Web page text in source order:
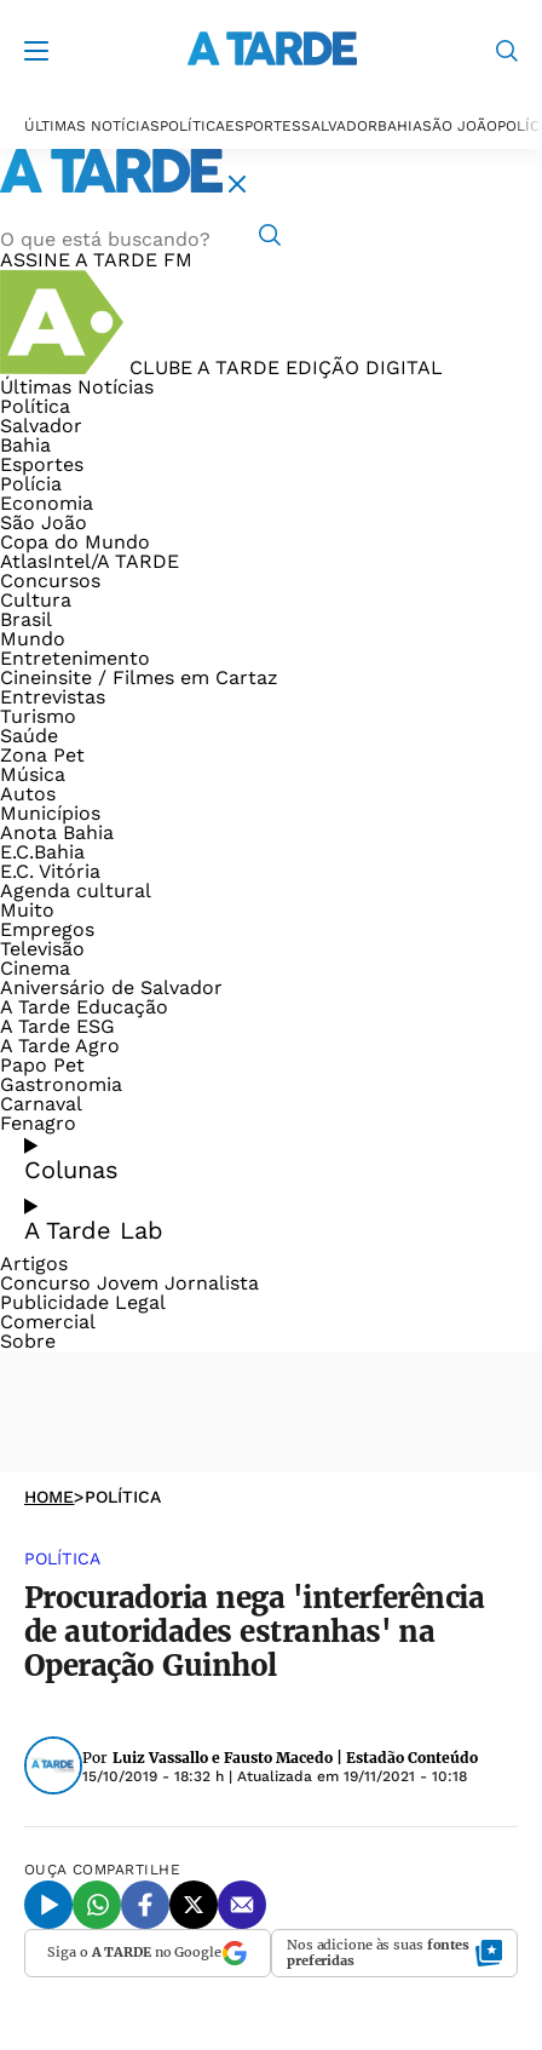
ÚLTIMAS NOTÍCIASPOLÍTICAESPORTESSALVADORBAHIASÃO JOÃO
ASSINE A TARDE FM
CLUBE A TARDE EDIÇÃO DIGITAL
Últimas Notícias
Política
Salvador
Bahia
Esportes
Polícia
Economia
São João
Copa do Mundo
AtlasIntel/A TARDE
Concursos
Cultura
Brasil
Mundo
Entretenimento
Cineinsite / Filmes em Cartaz
Entrevistas
Turismo
Saúde
Zona Pet
Música
Autos
Municípios
Anota Bahia
E.C.Bahia
E.C. Vitória
Agenda cultural
Muito
Empregos
Televisão
Cinema
Aniversário de Salvador
A Tarde Educação
A Tarde ESG
A Tarde Agro
Papo Pet
Gastronomia
Carnaval
Fenagro
Colunas
A Tarde Lab
Artigos
Concurso Jovem Jornalista
Publicidade Legal
Comercial
Sobre
HOME>POLÍTICA
POLÍTICA
Procuradoria nega 'interferência
de autoridades estranhas' na
Operação Guinhol
Por Luiz Vassallo e Fausto Macedo | Estadão Conteúdo
15/10/2019 - 18:32 h | Atualizada em 19/11/2021 - 10:18
OUÇA COMPARTILHE
Siga oA TARDEno Google Nos adicione às suas fontes
preferidas